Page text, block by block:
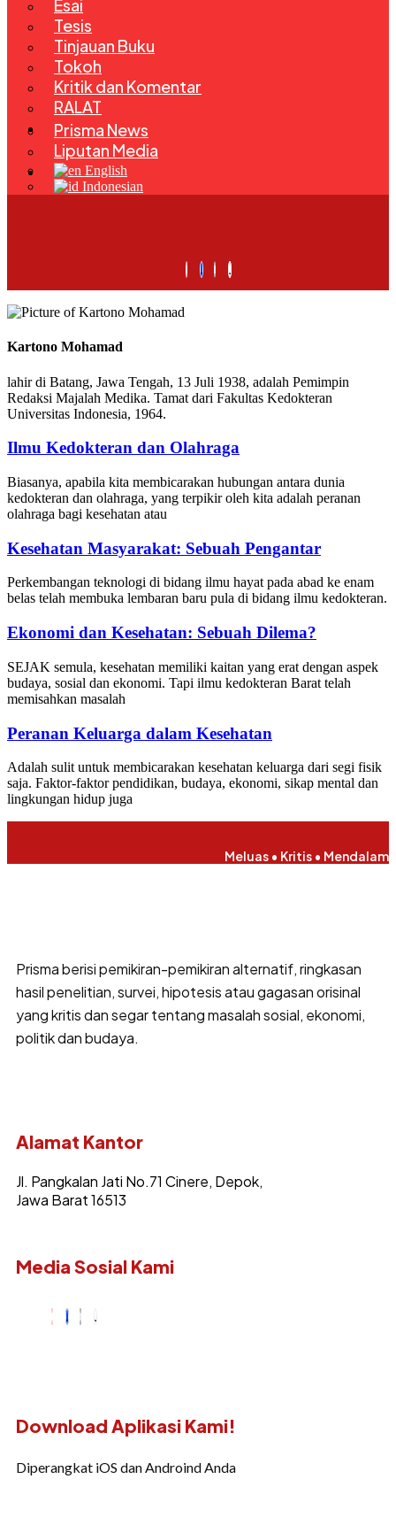
Esai
Tesis
Tinjauan Buku
Tokoh
Kritik dan Komentar
RALAT
Kegiatan
Prisma News
Liputan Media
BahasaEnglish
Indonesian
Kartono Mohamad
lahir di Batang, Jawa Tengah, 13 Juli 1938, adalah Pemimpin
Redaksi Majalah Medika. Tamat dari Fakultas Kedokteran
Universitas Indonesia, 1964.
Ilmu Kedokteran dan Olahraga
Biasanya, apabila kita membicarakan hubungan antara dunia
kedokteran dan olahraga, yang terpikir oleh kita adalah peranan
olahraga bagi kesehatan atau
Kesehatan Masyarakat: Sebuah Pengantar
Perkembangan teknologi di bidang ilmu hayat pada abad ke enam
belas telah membuka lembaran baru pula di bidang ilmu kedokteran.
Ekonomi dan Kesehatan: Sebuah Dilema?
SEJAK semula, kesehatan memiliki kaitan yang erat dengan aspek
budaya, sosial dan ekonomi. Tapi ilmu kedokteran Barat telah
memisahkan masalah
Peranan Keluarga dalam Kesehatan
Adalah sulit untuk membicarakan kesehatan keluarga dari segi fisik
saja. Faktor-faktor pendidikan, budaya, ekonomi, sikap mental dan
lingkungan hidup juga
Meluas • Kritis • Mendalam
Prisma berisi pemikiran-pemikiran alternatif, ringkasan
hasil penelitian, survei, hipotesis atau gagasan orisinal
yang kritis dan segar tentang masalah sosial, ekonomi,
politik dan budaya.
Alamat Kantor
Jl. Pangkalan Jati No.71 Cinere, Depok,
Jawa Barat 16513
Media Sosial Kami
Download Aplikasi Kami!
Diperangkat iOS dan Androind Anda